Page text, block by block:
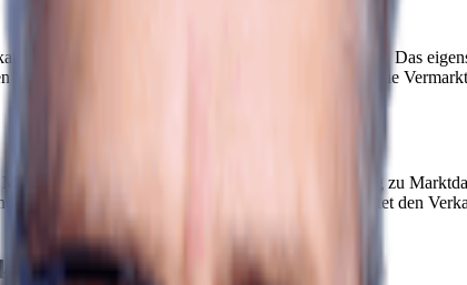
Ihrer Immobilie in Aesch (ZH) eine wichtige Rolle. Das
der Immobilie nachvollziehbar dar, organisiert die
der avendo-Plattform erhalten Eigentümer Zugang zu
Netzwerk übernimmt die Vermarktung und begleitet den